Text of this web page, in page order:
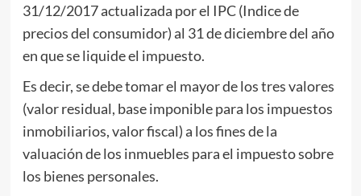
31/12/2017 actualizada por el IPC (Indice de
precios del consumidor) al 31 de diciembre del año
en que se liquide el impuesto.
Es decir, se debe tomar el mayor de los tres valores
(valor residual, base imponible para los impuestos
inmobiliarios, valor fiscal) a los fines de la
valuación de los inmuebles para el impuesto sobre
los bienes personales.